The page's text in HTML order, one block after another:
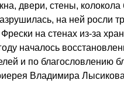
двери, стены,
на ней росли
на стенах из-за
началось
и по благословлению
Владимира